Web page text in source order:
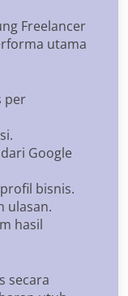
Freelancer
utama
per
Google
bisnis.
ulasan.
hasil
secara